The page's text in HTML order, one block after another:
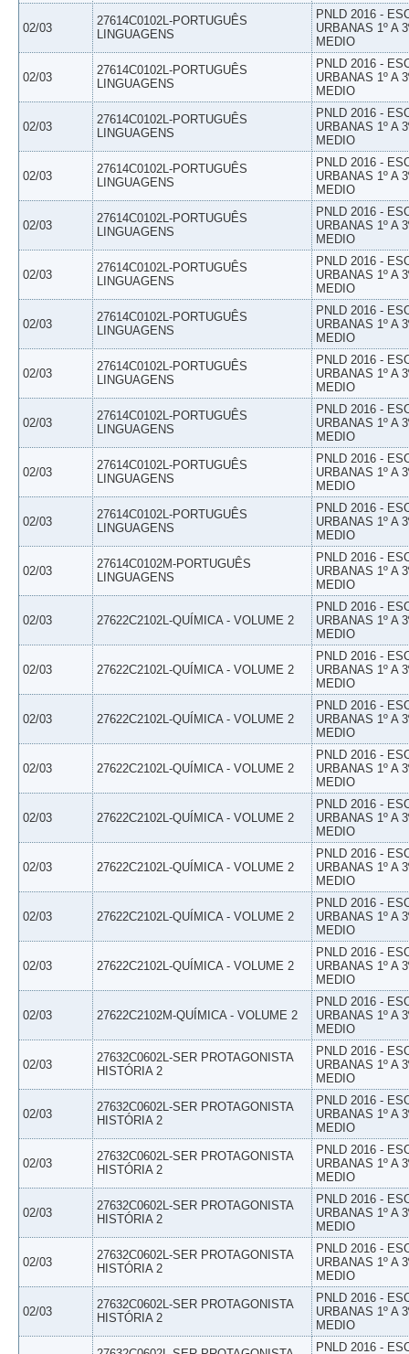
02/03
27614C0102L-PORTUGUÊS
LINGUAGENS
PNLD 2016 -
URBANAS 1º A
MEDIO
02/03
27614C0102L-PORTUGUÊS
LINGUAGENS
PNLD 2016 -
URBANAS 1º A
MEDIO
02/03
27614C0102L-PORTUGUÊS
LINGUAGENS
PNLD 2016 -
URBANAS 1º A
MEDIO
02/03
27614C0102L-PORTUGUÊS
LINGUAGENS
PNLD 2016 -
URBANAS 1º A
MEDIO
02/03
27614C0102L-PORTUGUÊS
LINGUAGENS
PNLD 2016 -
URBANAS 1º A
MEDIO
02/03
27614C0102L-PORTUGUÊS
LINGUAGENS
PNLD 2016 -
URBANAS 1º A
MEDIO
02/03
27614C0102L-PORTUGUÊS
LINGUAGENS
PNLD 2016 -
URBANAS 1º A
MEDIO
02/03
27614C0102L-PORTUGUÊS
LINGUAGENS
PNLD 2016 -
URBANAS 1º A
MEDIO
02/03
27614C0102L-PORTUGUÊS
LINGUAGENS
PNLD 2016 -
URBANAS 1º A
MEDIO
02/03
27614C0102L-PORTUGUÊS
LINGUAGENS
PNLD 2016 -
URBANAS 1º A
MEDIO
02/03
27614C0102L-PORTUGUÊS
LINGUAGENS
PNLD 2016 -
URBANAS 1º A
MEDIO
02/03
27614C0102M-PORTUGUÊS
LINGUAGENS
PNLD 2016 -
URBANAS 1º A
MEDIO
02/03 27622C2102L-QUÍMICA - VOLUME 2
PNLD 2016 -
URBANAS 1º A
MEDIO
02/03 27622C2102L-QUÍMICA - VOLUME 2
PNLD 2016 -
URBANAS 1º A
MEDIO
02/03 27622C2102L-QUÍMICA - VOLUME 2
PNLD 2016 -
URBANAS 1º A
MEDIO
02/03 27622C2102L-QUÍMICA - VOLUME 2
PNLD 2016 -
URBANAS 1º A
MEDIO
02/03 27622C2102L-QUÍMICA - VOLUME 2
PNLD 2016 -
URBANAS 1º A
MEDIO
02/03 27622C2102L-QUÍMICA - VOLUME 2
PNLD 2016 -
URBANAS 1º A
MEDIO
02/03 27622C2102L-QUÍMICA - VOLUME 2
PNLD 2016 -
URBANAS 1º A
MEDIO
02/03 27622C2102L-QUÍMICA - VOLUME 2
PNLD 2016 -
URBANAS 1º A
MEDIO
02/03 27622C2102M-QUÍMICA - VOLUME 2
PNLD 2016 -
URBANAS 1º A
MEDIO
02/03
27632C0602L-SER PROTAGONISTA
HISTÓRIA 2
PNLD 2016 -
URBANAS 1º A
MEDIO
02/03
27632C0602L-SER PROTAGONISTA
HISTÓRIA 2
PNLD 2016 -
URBANAS 1º A
MEDIO
02/03
27632C0602L-SER PROTAGONISTA
HISTÓRIA 2
PNLD 2016 -
URBANAS 1º A
MEDIO
02/03
27632C0602L-SER PROTAGONISTA
HISTÓRIA 2
PNLD 2016 -
URBANAS 1º A
MEDIO
02/03
27632C0602L-SER PROTAGONISTA
HISTÓRIA 2
PNLD 2016 -
URBANAS 1º A
MEDIO
02/03
27632C0602L-SER PROTAGONISTA
HISTÓRIA 2
PNLD 2016 -
URBANAS 1º A
MEDIO
PNLD 2016 -